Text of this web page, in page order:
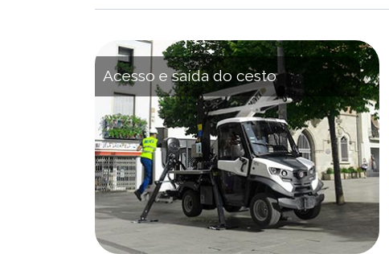
Acesso e saída do cesto